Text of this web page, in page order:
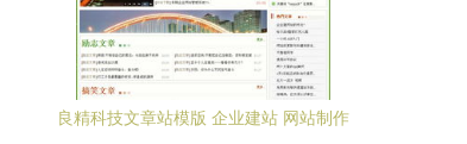
良精科技文章站模版 企业建站 网站制作